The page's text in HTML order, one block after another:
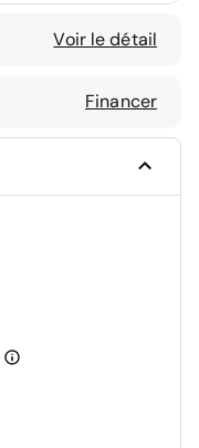
Voir le détail
Financer